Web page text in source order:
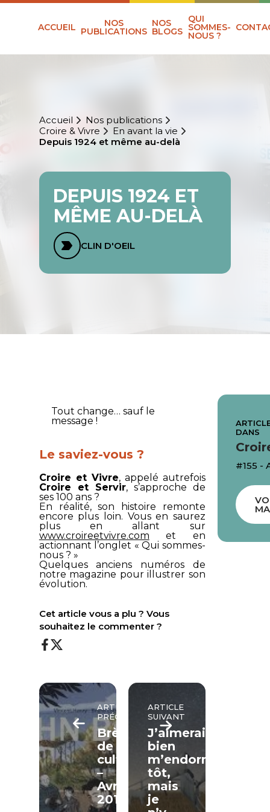
ACCUEIL NOS
PUBLICATIONS
NOS
BLOGS
QUI
SOMMES-
NOUS ?
Accueil
Nos publications
Croire & Vivre
En avant la vie
Depuis 1924 et même au-delà
DEPUIS 1924 ET
MÊME AU-DELÀ
CLIN D'OEIL
Tout change… sauf le
message !
Le saviez-vous ?
Croire et Vivre, appelé autrefois
Croire et Servir, s’approche de
ses 100 ans ?
En réalité, son histoire remonte
encore plus loin. Vous en saurez
plus en allant sur
www.croireetvivre.com et en
actionnant l’onglet « Qui sommes-
nous ? »
Quelques anciens numéros de
notre magazine pour illustrer son
évolution.
Cet article vous a plu ? Vous
souhaitez le commenter ?
ARTICLE
PRÉCÉDENT
Brèves
de
culture
–
Avril
2017
ARTICLE
SUIVANT
J’aimerais
bien
m’endormir
tôt,
mais
je
DANS
#155 -